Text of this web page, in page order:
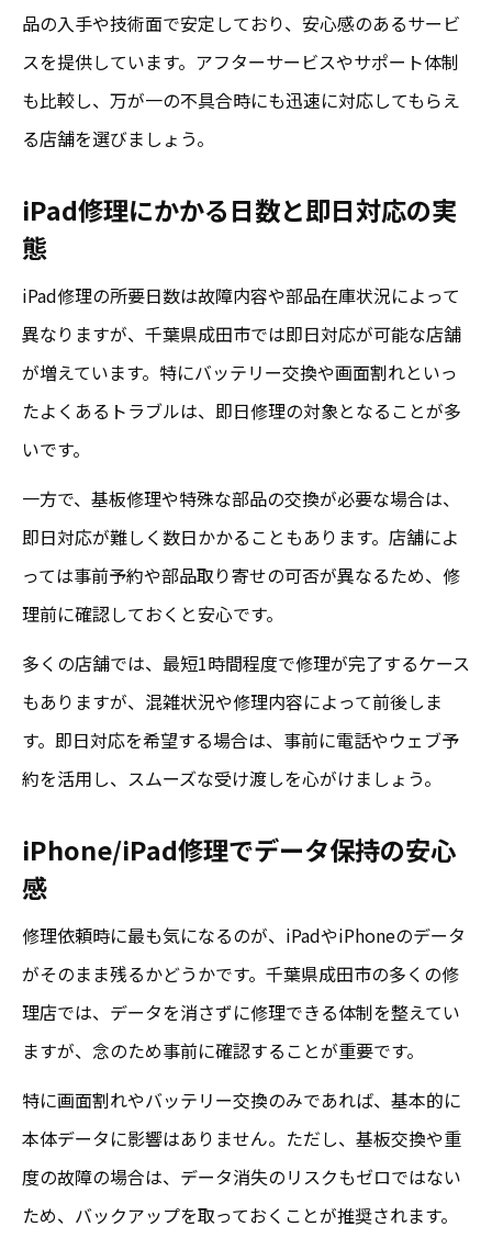
安い修理店選びと安心サポートの秘訣
iPhone/iPad修理で後悔しないための安心策
品の入手や技術面で安定しており、安心感のあるサービ
スを提供しています。アフターサービスやサポート体制
も比較し、万が一の不具合時にも迅速に対応してもらえ
る店舗を選びましょう。
iPad修理にかかる日数と即日対応の実
態
iPad修理の所要日数は故障内容や部品在庫状況によって
異なりますが、千葉県成田市では即日対応が可能な店舗
が増えています。特にバッテリー交換や画面割れといっ
たよくあるトラブルは、即日修理の対象となることが多
いです。
一方で、基板修理や特殊な部品の交換が必要な場合は、
即日対応が難しく数日かかることもあります。店舗によ
っては事前予約や部品取り寄せの可否が異なるため、修
理前に確認しておくと安心です。
多くの店舗では、最短1時間程度で修理が完了するケース
もありますが、混雑状況や修理内容によって前後しま
す。即日対応を希望する場合は、事前に電話やウェブ予
約を活用し、スムーズな受け渡しを心がけましょう。
iPhone/iPad修理でデータ保持の安心
感
修理依頼時に最も気になるのが、iPadやiPhoneのデータ
がそのまま残るかどうかです。千葉県成田市の多くの修
理店では、データを消さずに修理できる体制を整えてい
ますが、念のため事前に確認することが重要です。
特に画面割れやバッテリー交換のみであれば、基本的に
本体データに影響はありません。ただし、基板交換や重
度の故障の場合は、データ消失のリスクもゼロではない
ため、バックアップを取っておくことが推奨されます。